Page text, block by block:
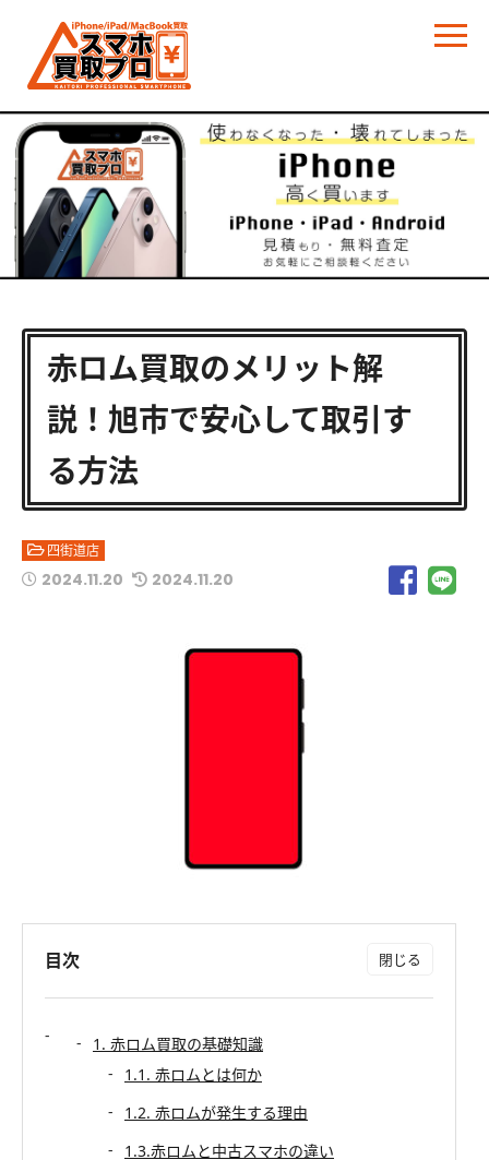
赤ロム買取のメリット解
説！旭市で安心して取引す
る方法
四街道店
2024.11.20 2024.11.20
目次
1. 赤ロム買取の基礎知識
1.1. 赤ロムとは何か
1.2. 赤ロムが発生する理由
1.3.赤ロムと中古スマホの違い